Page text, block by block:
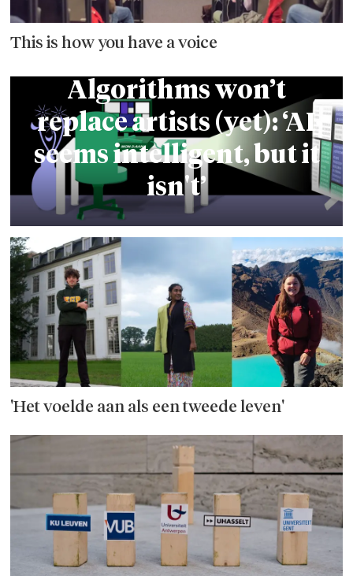
This is how you have a voice
Algorithms won’t
replace artists (yet): ‘AI
seems intelligent, but it
isn't’
'Het voelde aan als een tweede leven'